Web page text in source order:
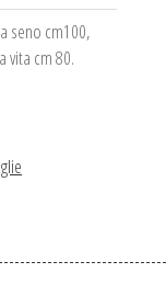
seno cm100,
vita cm 80.